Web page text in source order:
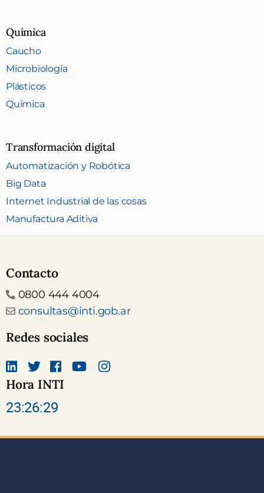
Química
Caucho
Microbiología
Plásticos
Química
Transformación digital
Automatización y Robótica
Big Data
Internet Industrial de las cosas
Manufactura Aditiva
Contacto
Teléfono
0800 444 4004
Email
consultas@inti.gob.ar
Redes sociales
Linkedin
TwitterFacebook
Hora INTI
23:26:29